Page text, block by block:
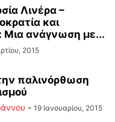
Λινέρα –
και
Μια ανάγνωση με...
2015
παλινόρθωση
- 19 Ιανουαρίου, 2015